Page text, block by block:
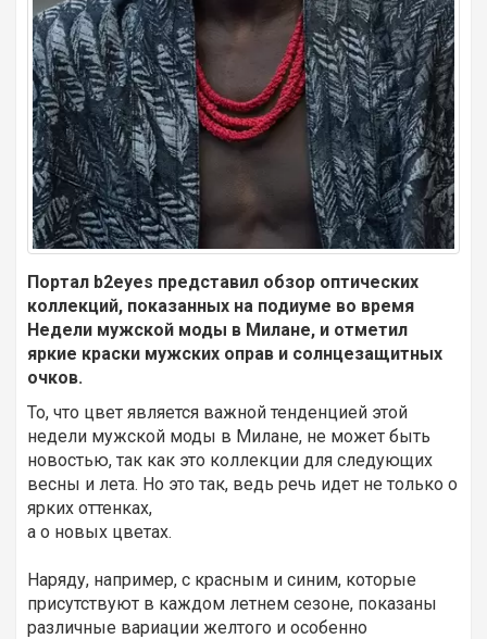
Портал b2eyes представил обзор оптических
коллекций, показанных на подиуме во время
Недели мужской моды в Милане, и отметил
яркие краски мужских оправ и солнцезащитных
очков.
То, что цвет является важной тенденцией этой
недели мужской моды в Милане, не может быть
новостью, так как это коллекции для следующих
весны и лета. Но это так, ведь речь идет не только о
ярких оттенках,
а о новых цветах.
Наряду, например, с красным и синим, которые
присутствуют в каждом летнем сезоне, показаны
различные вариации желтого и особенно